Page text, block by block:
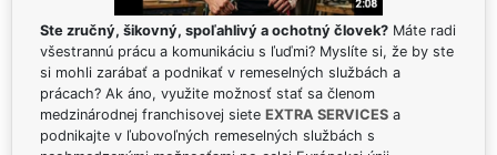
Ste zručný, šikovný, spoľahlivý a ochotný človek? Máte radi
všestrannú prácu a komunikáciu s ľuďmi? Myslíte si, že by ste
si mohli zarábať a podnikať v remeselných službách a
prácach? Ak áno, využite možnosť stať sa členom
medzinárodnej franchisovej siete EXTRA SERVICES a
podnikajte v ľubovoľných remeselných službách s